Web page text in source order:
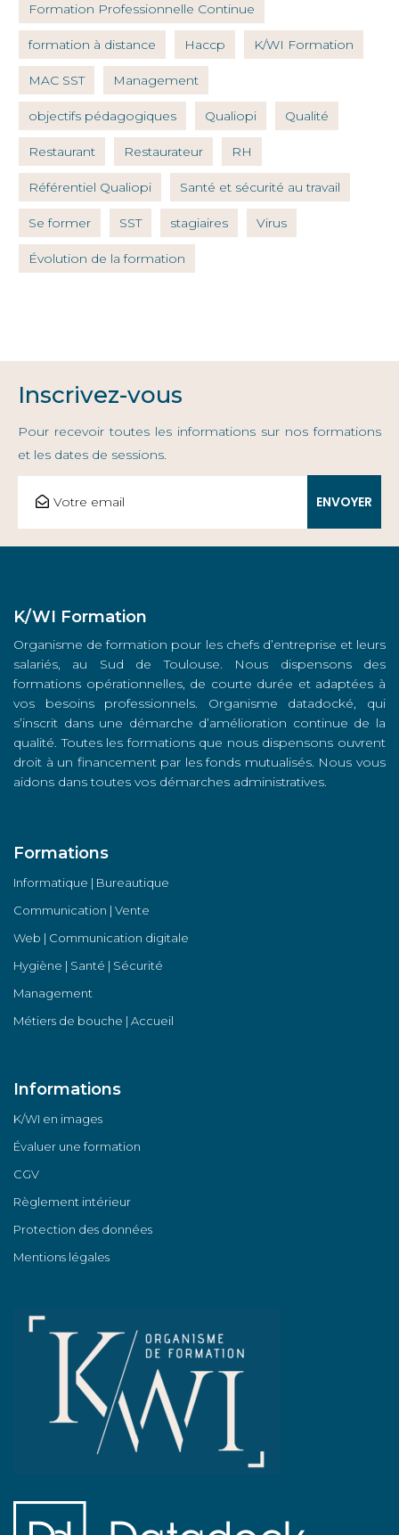
Formation Professionnelle Continue
formation à distance Haccp K/WI Formation
MAC SST Management
objectifs pédagogiques Qualiopi Qualité
Restaurant Restaurateur RH
Référentiel Qualiopi Santé et sécurité au travail
Se former SST stagiaires Virus
Évolution de la formation
Inscrivez-vous
Pour recevoir toutes les informations sur nos formations
et les dates de sessions.
K/WI Formation
Organisme de formation pour les chefs d’entreprise et leurs
salariés, au Sud de Toulouse. Nous dispensons des
formations opérationnelles, de courte durée et adaptées à
vos besoins professionnels. Organisme datadocké, qui
s’inscrit dans une démarche d’amélioration continue de la
qualité. Toutes les formations que nous dispensons ouvrent
droit à un financement par les fonds mutualisés. Nous vous
aidons dans toutes vos démarches administratives.
Formations
Informatique | Bureautique
Communication | Vente
Web | Communication digitale
Hygiène | Santé | Sécurité
Management
Métiers de bouche | Accueil
Informations
K/WI en images
Évaluer une formation
CGV
Règlement intérieur
Protection des données
Mentions légales